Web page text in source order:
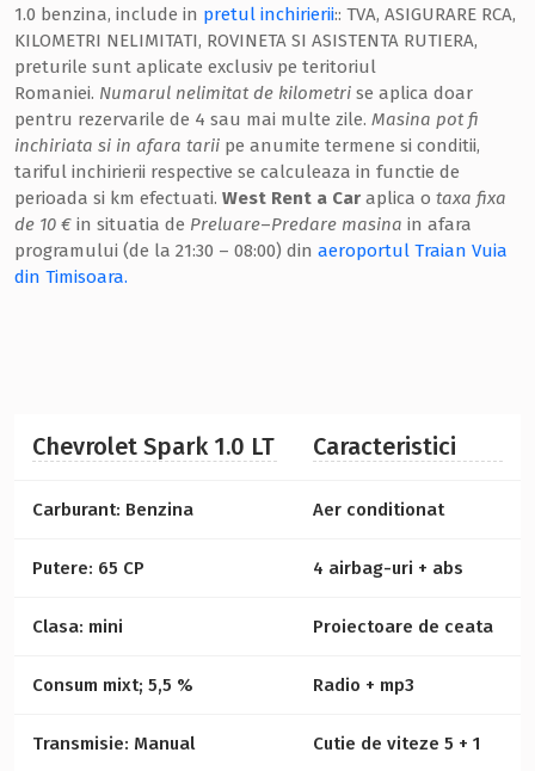
1.0 benzina, include in pretul inchirierii:: TVA, ASIGURARE RCA,
KILOMETRI NELIMITATI, ROVINETA SI ASISTENTA RUTIERA,
preturile sunt aplicate exclusiv pe teritoriul
Romaniei. Numarul nelimitat de kilometri se aplica doar
pentru rezervarile de 4 sau mai multe zile. Masina pot fi
inchiriata si in afara tarii pe anumite termene si conditii,
tariful inchirierii respective se calculeaza in functie de
perioada si km efectuati. West Rent a Car aplica o taxa fixa
de 10 € in situatia de Preluare–Predare masina in afara
programului (de la 21:30 – 08:00) din aeroportul Traian Vuia
din Timisoara.
Chevrolet Spark 1.0 LT Caracteristici
Carburant: Benzina Aer conditionat
Putere: 65 CP 4 airbag-uri + abs
Clasa: mini Proiectoare de ceata
Consum mixt; 5,5 % Radio + mp3
Transmisie: Manual Cutie de viteze 5 + 1